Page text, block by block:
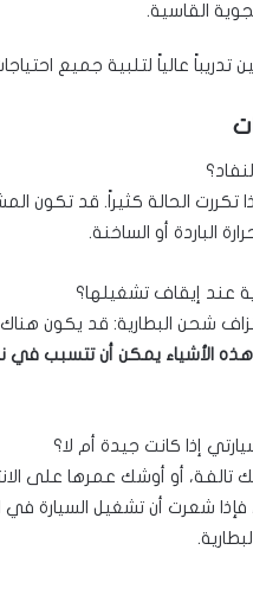
القاسية.
تدريباً عالياً لتلبية جميع
تكررت الحالة كثيراً. قد
الباردة أو الساخنة.
عند إيقاف تشغيلها؟
شحن البطارية: قد يكون
هذه الأشياء يمكن أن تتسبب في
إذا كانت جيدة أم لا؟
تالفة، أو أوشك عمرها على
شعرت أن تشغيل السيارة في